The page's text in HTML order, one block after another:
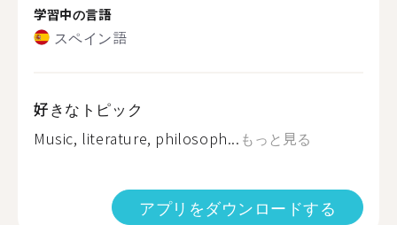
学習中の言語
スペイン語
好きなトピック
Music, literature, philosoph... もっと見る
アプリをダウンロードする